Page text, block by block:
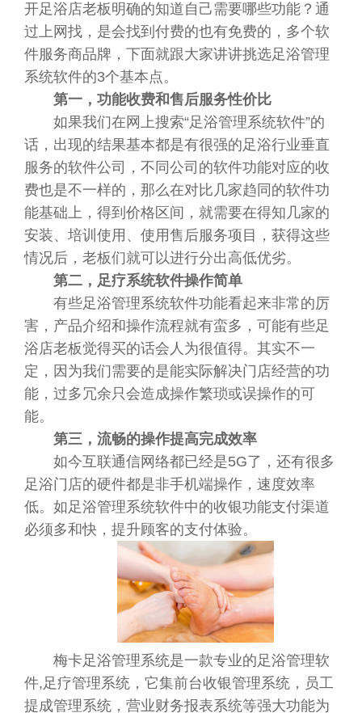
开足浴店老板明确的知道自己需要哪些功能？通
过上网找，是会找到付费的也有免费的，多个软
件服务商品牌，下面就跟大家讲讲挑选足浴管理
系统软件的3个基本点。
第一，功能收费和售后服务性价比
如果我们在网上搜索“足浴管理系统软件”的
话，出现的结果基本都是有很强的足浴行业垂直
服务的软件公司，不同公司的软件功能对应的收
费也是不一样的，那么在对比几家趋同的软件功
能基础上，得到价格区间，就需要在得知几家的
安装、培训使用、使用售后服务项目，获得这些
情况后，老板们就可以进行分出高低优劣。
第二，足疗系统软件操作简单
有些足浴管理系统软件功能看起来非常的厉
害，产品介绍和操作流程就有蛮多，可能有些足
浴店老板觉得买的话会人为很值得。其实不一
定，因为我们需要的是能实际解决门店经营的功
能，过多冗余只会造成操作繁琐或误操作的可
能。
第三，流畅的操作提高完成效率
如今互联通信网络都已经是5G了，还有很多
足浴门店的硬件都是非手机端操作，速度效率
低。如足浴管理系统软件中的收银功能支付渠道
必须多和快，提升顾客的支付体验。
梅卡足浴管理系统是一款专业的足浴管理软
件,足疗管理系统，它集前台收银管理系统，员工
提成管理系统，营业财务报表系统等强大功能为